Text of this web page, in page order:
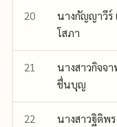
20
นางกัญญาวีร์
โสภา
21
นางสาวกิจจา
ชื่นบุญ
22
นางสาวฐิติพ